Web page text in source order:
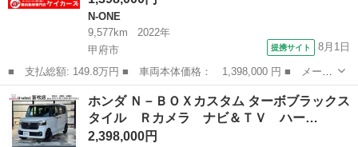
N-ONE
9,577km
2022年
甲府市
提携サイト 8月1日
■ 支払総額: 149.8万円 ■ 車両本体価格： 1,398,000 円 ■ メーカ
ー名： ホンダ ■ 車種名： Ｎ－ＯＮＥ ■ グレード名： オリジ
ナル メモリーナビ ＥＴＣ車載器 充電用ＵＳＢソケット ＬＥＤ
ヘッドラ...
山梨 甲府市 N-ONE
ホンダ Ｎ－ＢＯＸカスタム ターボブラックス
タイル Ｒカメラ ナビ＆ＴＶ ハー…
2,398,000円